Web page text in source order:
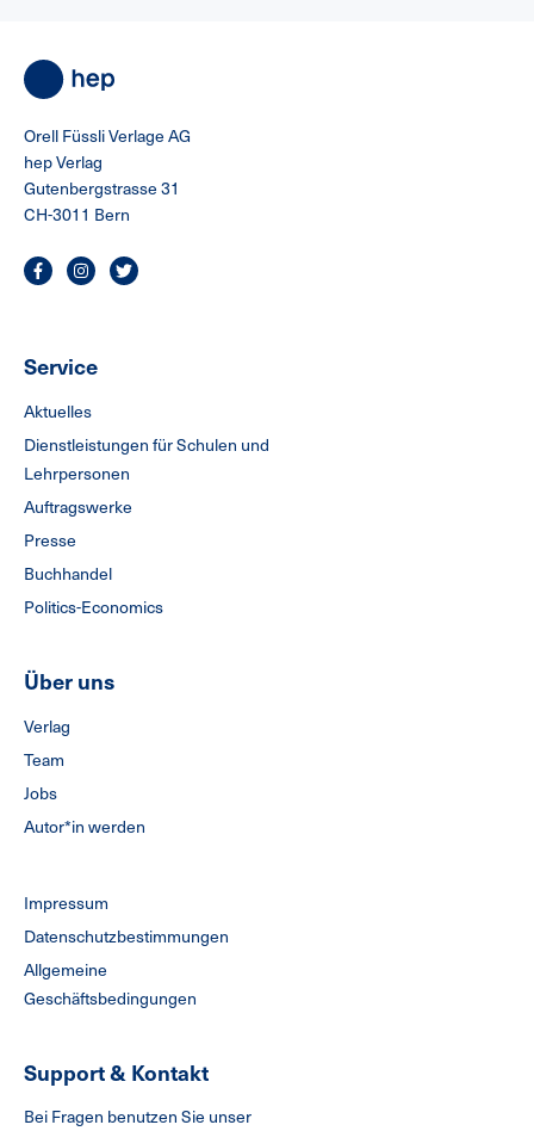
Orell Füssli Verlage AG
hep Verlag
Gutenbergstrasse 31
CH-3011 Bern
Service
Aktuelles
Dienstleistungen für Schulen und
Lehrpersonen
Auftragswerke
Presse
Buchhandel
Politics-Economics
Über uns
Verlag
Team
Jobs
Autor*in werden
Impressum
Datenschutzbestimmungen
Allgemeine
Geschäftsbedingungen
Support & Kontakt
Bei Fragen benutzen Sie unser